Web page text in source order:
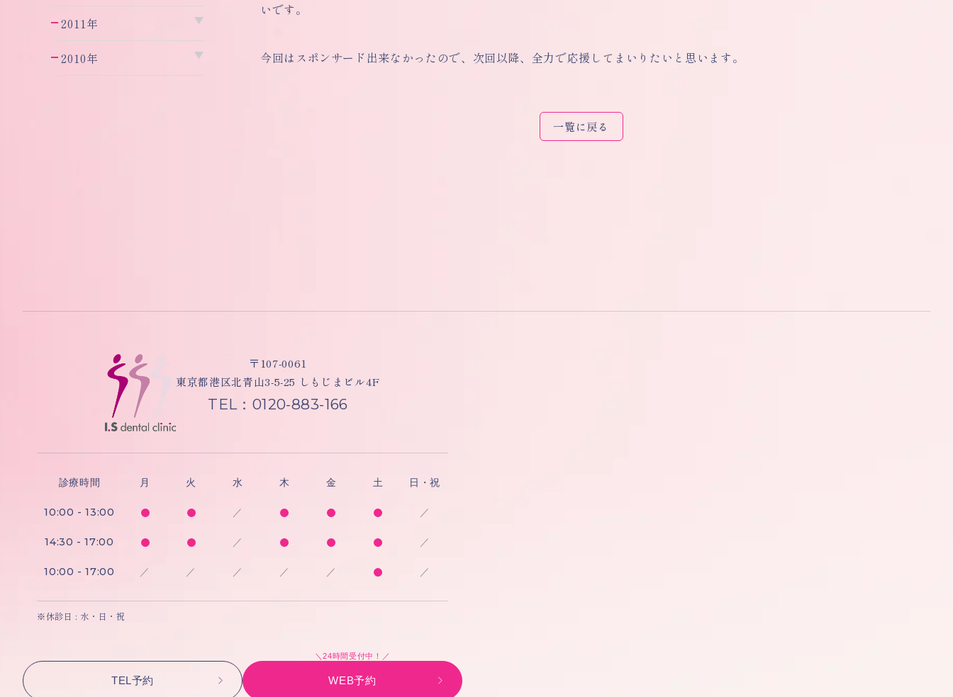
2011年
2010年
いです。
今回はスポンサード出来なかったので、次回以降、全力で応援してまいりたいと思います。
一覧に戻る
〒107-0061
東京都港区北青山3-5-25 しもじまビル4F
TEL：0120-883-166
診療時間 月 火 水 木 金 土 日・祝
10:00 - 13:00 ／ ／
14:30 - 17:00 ／ ／
10:00 - 17:00 ／ ／ ／ ／ ／ ／
※休診日 : 水・日・祝
TEL予約
＼24時間受付中！／
WEB予約